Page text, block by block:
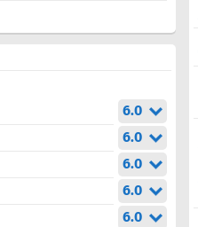
6.0
6.0
6.0
6.0
6.0